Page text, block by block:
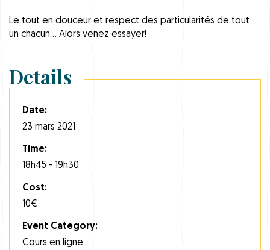
Le tout en douceur et respect des particularités de tout
un chacun… Alors venez essayer!
Details
Date:
23 mars 2021
Time:
18h45 - 19h30
Cost:
10€
Event Category:
Cours en ligne